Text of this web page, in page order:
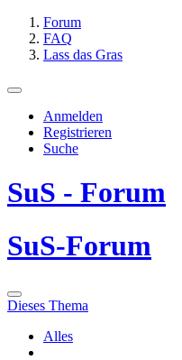
Forum
FAQ
Lass das Gras
Anmelden
Registrieren
Suche
SuS - Forum
SuS-Forum
Dieses Thema
Alles